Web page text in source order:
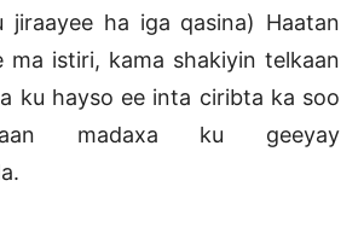
jiraayee ha iga qasina) Haatan
ma istiri, kama shakiyin telkaan
ku hayso ee inta ciribta ka soo
madaxa ku geeyay